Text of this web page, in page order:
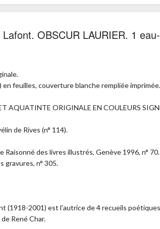
OBSCUR LAURIER. 1
en feuilles, couverture blanche rempliée imprimée.
AQUATINTE ORIGINALE EN COULEURS
de Rives (n° 114).
Raisonné des livres illustrés, Genève 1996, n° 70.
gravures, n° 305.
(1918-2001) est l'autrice de 4 recueils
René Char.